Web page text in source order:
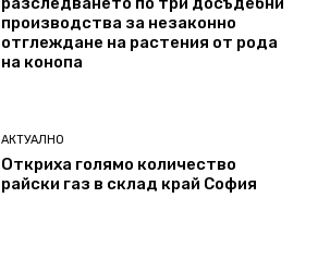
производства за незаконно
отглеждане на растения от рода
на конопа
АКТУАЛНО
Откриха голямо количество
райски газ в склад край София